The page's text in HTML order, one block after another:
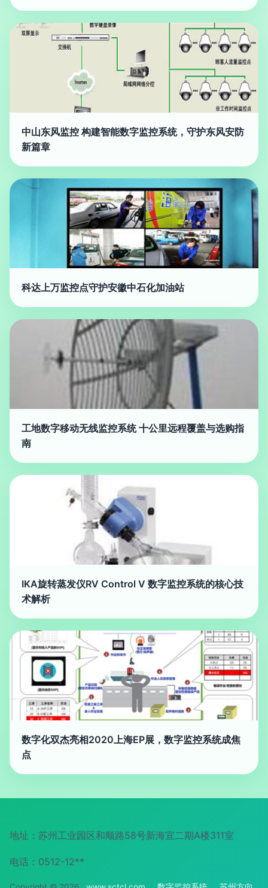
中山东风监控 构建智能数字监控系统，守护东风安防
新篇章
科达上万监控点守护安徽中石化加油站
工地数字移动无线监控系统 十公里远程覆盖与选购指
南
IKA旋转蒸发仪RV Control V 数字监控系统的核心技
术解析
数字化双杰亮相2020上海EP展，数字监控系统成焦
点
地址：苏州工业园区和顺路58号新海宜二期A楼311室
电话：0512-12**